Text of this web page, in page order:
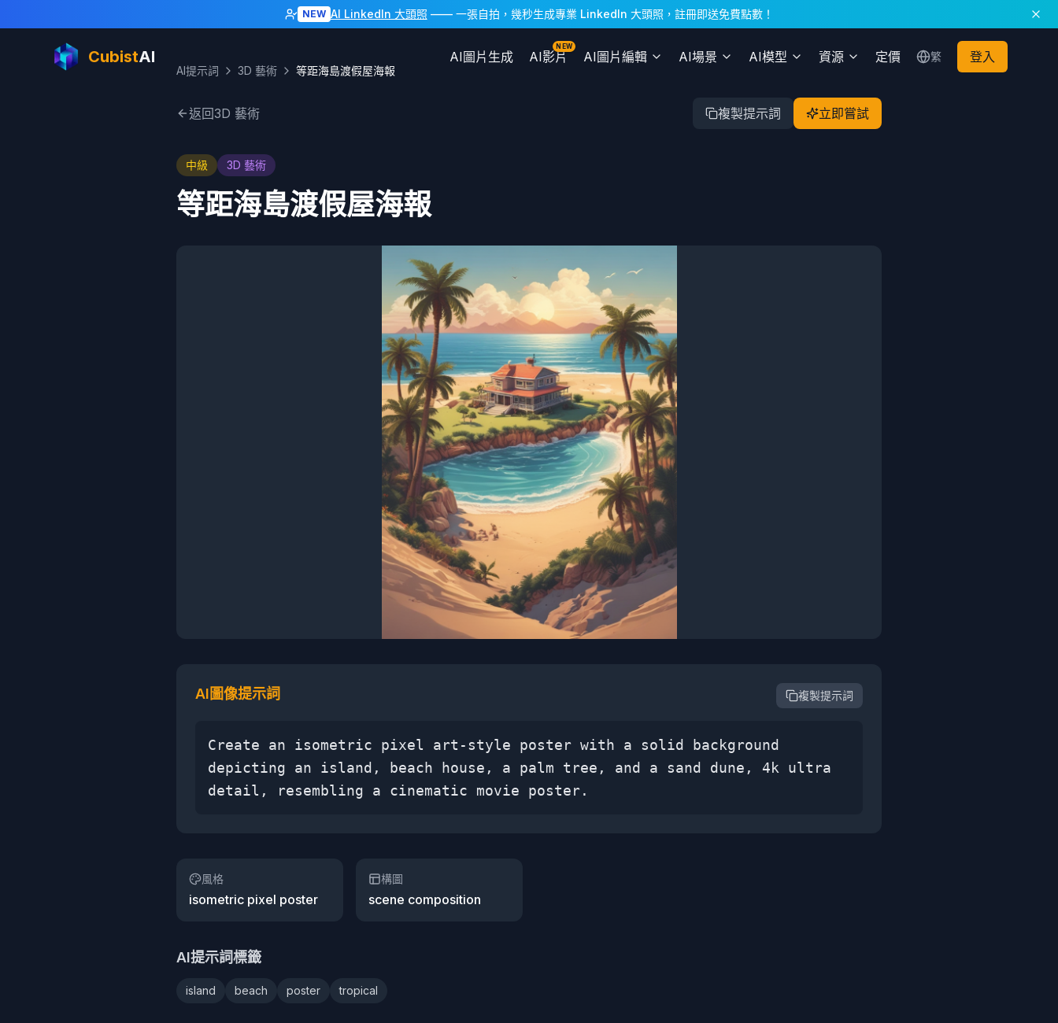
NEW AI LinkedIn 大頭照 —— 一張自拍，幾秒生成專業 LinkedIn 大頭照，註冊即送免費點數！
CubistAI AI圖片生成 AI影片
NEW
AI圖片編輯 AI場景 AI模型 資源 定價 繁 登入
AI提示詞 3D 藝術 等距海島渡假屋海報
返回3D 藝術 複製提示詞 立即嘗試
中級 3D 藝術
等距海島渡假屋海報
AI圖像提示詞 複製提示詞
Create an isometric pixel art-style poster with a solid background
depicting an island, beach house, a palm tree, and a sand dune, 4k ultra
detail, resembling a cinematic movie poster.
風格
isometric pixel poster
構圖
scene composition
AI提示詞標籤
island beach poster tropical